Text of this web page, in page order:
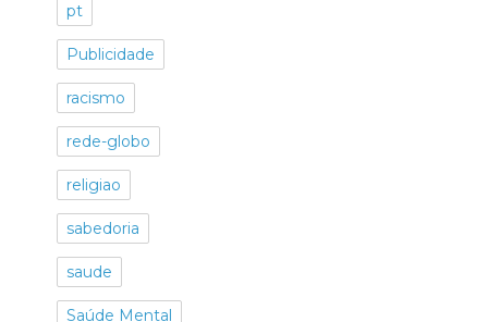
pt
Publicidade
racismo
rede-globo
religiao
sabedoria
saude
Saúde Mental